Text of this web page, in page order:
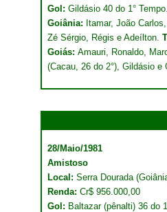
Gol: Gildásio 40 do 1° Tempo.
Goiânia: Itamar, João
Zé Sérgio, Régis e Adeílton.
Goiás: Amauri, Ronaldo,
(Cacau, 26 do 2°), Gildásio e
28/Maio/1981
Amistoso
Local: Serra Dourada
Renda: Cr$ 956.000,00
Gol: Baltazar (pênalti) 36 do